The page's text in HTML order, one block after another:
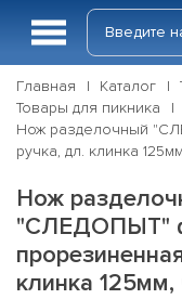
Главная Каталог
Товары для пикника
Нож разделочный
ручка, дл. клинка
Нож
"СЛЕДОПЫТ"
клинка